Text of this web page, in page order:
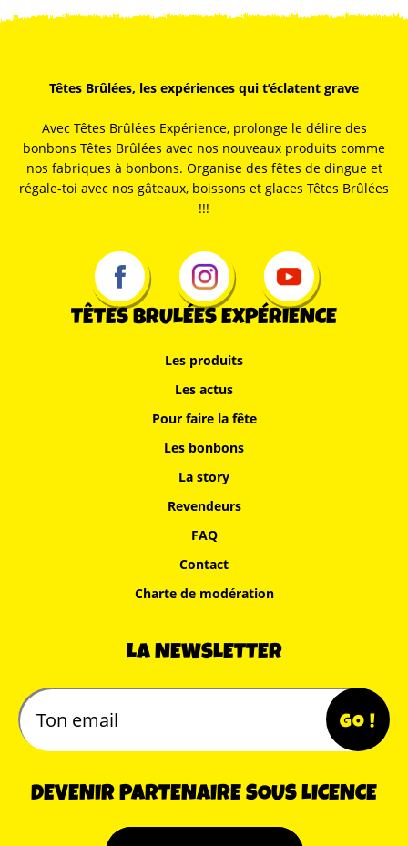
Têtes Brûlées, les expériences qui t’éclatent grave
Avec Têtes Brûlées Expérience, prolonge le délire des
bonbons Têtes Brûlées avec nos nouveaux produits comme
nos fabriques à bonbons. Organise des fêtes de dingue et
régale-toi avec nos gâteaux, boissons et glaces Têtes Brûlées
!!!
TÊTES BRULÉES EXPÉRIENCE
Les produits
Les actus
Pour faire la fête
Les bonbons
La story
Revendeurs
FAQ
Contact
Charte de modération
LA NEWSLETTER
DEVENIR PARTENAIRE SOUS LICENCE